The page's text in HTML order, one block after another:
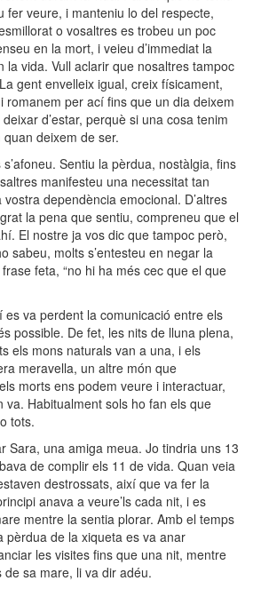
fer veure, i manteniu lo del respecte,
o vosaltres es trobeu un poc
en la mort, i veieu d’immediat la
la vida. Vull aclarir que nosaltres tampoc
gent envelleix igual, creix físicament,
romanem per ací fins que un dia deixem
d’estar, perquè si una cosa tenim
deixem de ser.
Sentiu la pèrdua, nostàlgia, fins
manifesteu una necessitat tan
dependència emocional. D’altres
la pena que sentiu, compreneu que el
El nostre ja vos dic que tampoc però,
sabeu, molts s’entesteu en negar la
feta, “no hi ha més cec que el que
es va perdent la comunicació entre els
possible. De fet, les nits de lluna plena,
els mons naturals van a una, i els
meravella, un altre món que
morts ens podem veure i interactuar,
va. Habitualment sols ho fan els que
tots.
Sara, una amiga meua. Jo tindria uns 13
de complir els 11 de vida. Quan veia
destrossats, així que va fer la
anava a veure’ls cada nit, i es
mentre la sentia plorar. Amb el temps
pèrdua de la xiqueta es va anar
les visites fins que una nit, mentre
de sa mare, li va dir adéu.